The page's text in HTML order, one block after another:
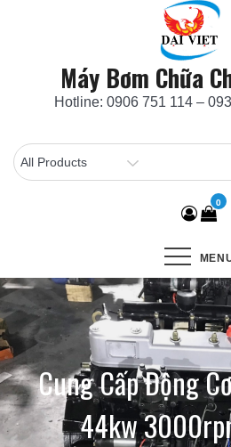
Máy Bơm Chữa
Hotline: 0906 751 114 –
0
Cung Cấp Động
44kw